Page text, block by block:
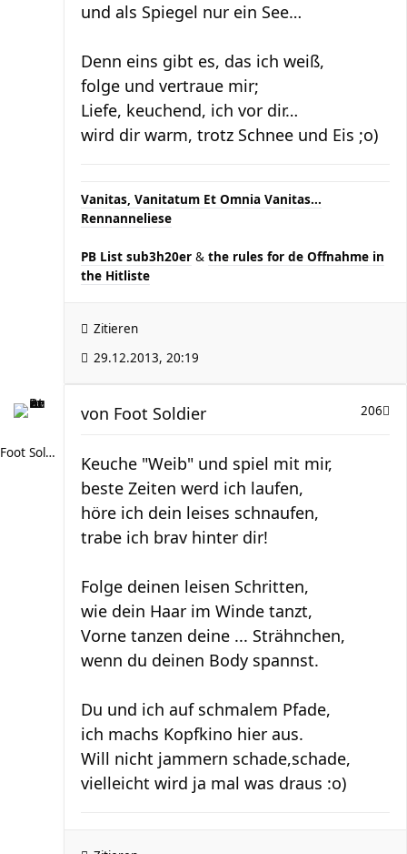
und als Spiegel nur ein See…
Denn eins gibt es, das ich weiß,
folge und vertraue mir;
Liefe, keuchend, ich vor dir…
wird dir warm, trotz Schnee und Eis ;o)
Vanitas, Vanitatum Et Omnia Vanitas...
Rennanneliese
PB List sub3h20er & the rules for de Offnahme in
the Hitliste
Zitieren
29.12.2013, 20:19
Foot Soldier
206
von Foot Soldier
Keuche "Weib" und spiel mit mir,
beste Zeiten werd ich laufen,
höre ich dein leises schnaufen,
trabe ich brav hinter dir!
Folge deinen leisen Schritten,
wie dein Haar im Winde tanzt,
Vorne tanzen deine ... Strähnchen,
wenn du deinen Body spannst.
Du und ich auf schmalem Pfade,
ich machs Kopfkino hier aus.
Will nicht jammern schade,schade,
vielleicht wird ja mal was draus :o)